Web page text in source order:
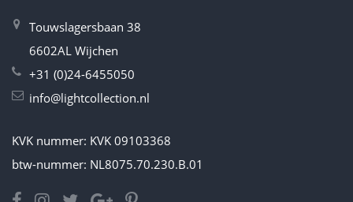
Touwslagersbaan 38
6602AL Wijchen
+31 (0)24-6455050
info@lightcollection.nl
KVK nummer: KVK 09103368
btw-nummer: NL8075.70.230.B.01